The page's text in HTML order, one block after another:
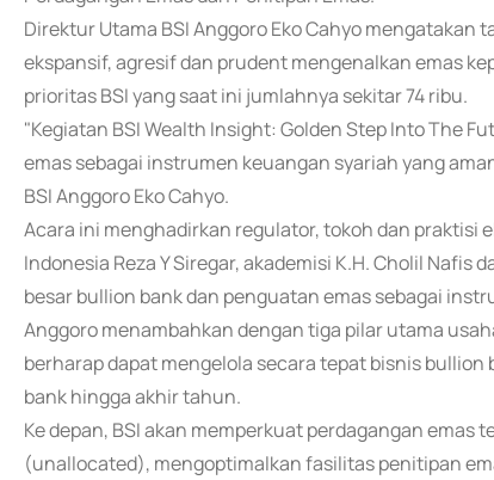
Direktur Utama BSI Anggoro Eko Cahyo
ekspansif, agresif dan prudent mengenalkan emas
prioritas BSI yang saat ini jumlahnya sekitar 74 ribu.
"Kegiatan BSI Wealth Insight: Golden Step Into The
emas sebagai instrumen keuangan syariah yang
BSI Anggoro Eko Cahyo.
Acara ini menghadirkan regulator, tokoh dan praktisi
Indonesia Reza Y Siregar, akademisi K.H. Cholil
besar bullion bank dan penguatan emas sebagai
Anggoro menambahkan dengan tiga pilar utama
berharap dapat mengelola secara tepat bisnis
bank hingga akhir tahun.
Ke depan, BSI akan memperkuat perdagangan
(unallocated), mengoptimalkan fasilitas penitipan